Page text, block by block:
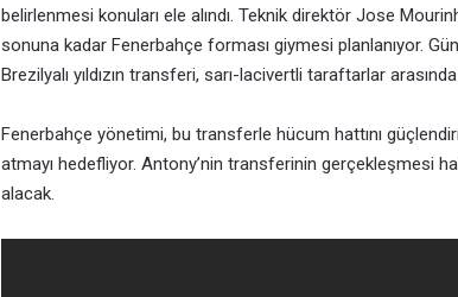
belirlenmesi konuları ele alındı. Teknik direktör Jose
sonuna kadar Fenerbahçe forması giymesi planlanıyor.
Brezilyalı yıldızın transferi, sarı-lacivertli taraftarlar
Fenerbahçe yönetimi, bu transferle hücum hattını
atmayı hedefliyor. Antony’nin transferinin gerçekleşmesi
alacak.